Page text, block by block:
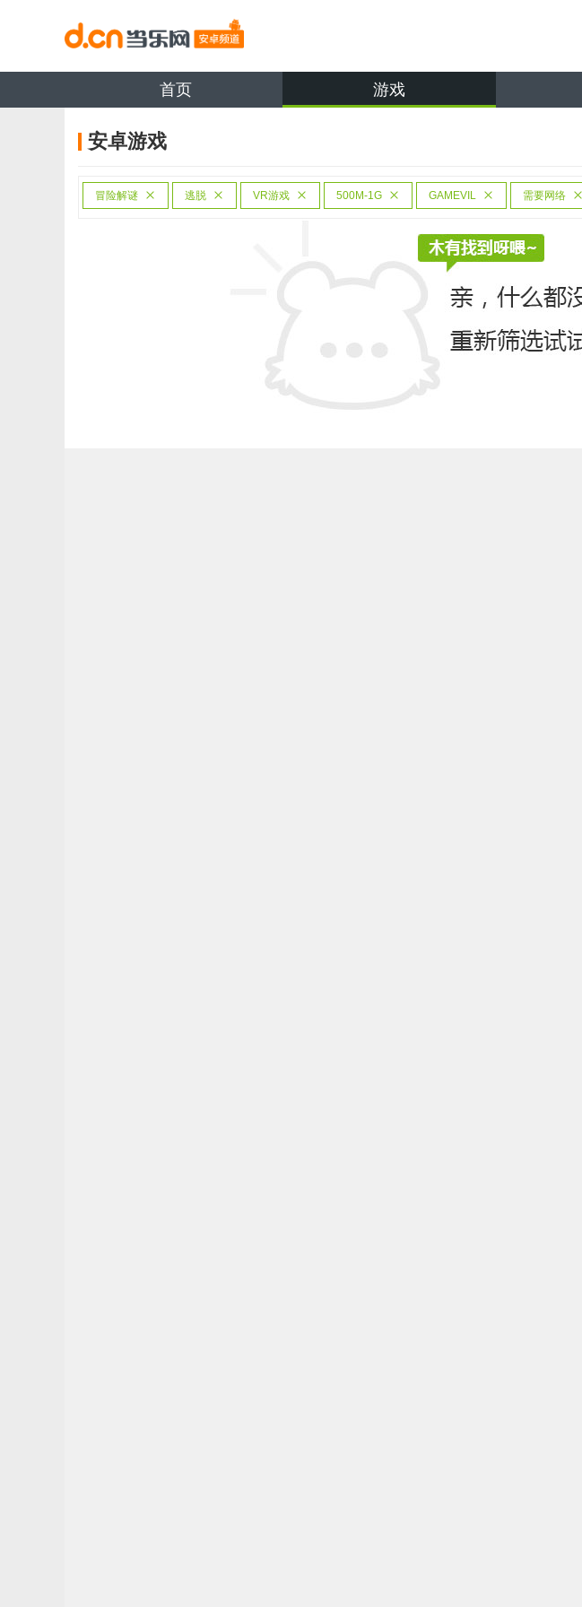
首页 游戏
安卓游戏
冒险解谜 逃脱 VR游戏 500M-1G GAMEVIL 需要网络